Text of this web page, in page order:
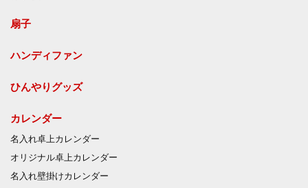
扇子
ハンディファン
ひんやりグッズ
カレンダー
名入れ卓上カレンダー
オリジナル卓上カレンダー
名入れ壁掛けカレンダー